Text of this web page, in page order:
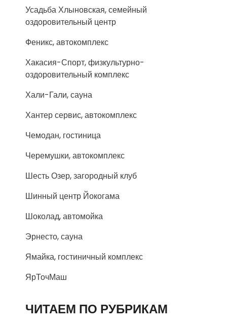
Усадьба Хлыновская, семейный
оздоровительный центр
Феникс, автокомплекс
Хакасия-Спорт, физкультурно-
оздоровительный комплекс
Хали-Гали, сауна
Хантер сервис, автокомплекс
Чемодан, гостиница
Черемушки, автокомплекс
Шесть Озер, загородный клуб
Шинный центр Йокогама
Шоколад, автомойка
Эрнесто, сауна
Ямайка, гостиничный комплекс
ЯрТочМаш
ЧИТАЕМ ПО РУБРИКАМ